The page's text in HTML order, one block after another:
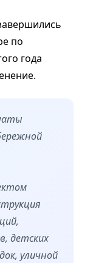
по
года
детских
уличной